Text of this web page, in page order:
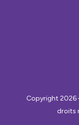
Copyright 2026
droits